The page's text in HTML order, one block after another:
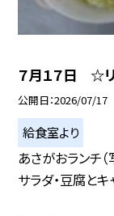
７月１７日 ☆
公開日 2026/07/17
給食室より
あさがおランチ（
サラダ・豆腐と